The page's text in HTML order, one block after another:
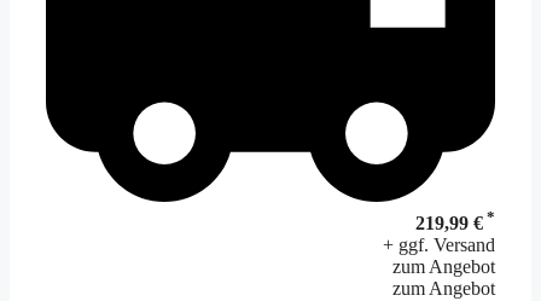
219,99 € *
+ ggf. Versand
zum Angebot
zum Angebot